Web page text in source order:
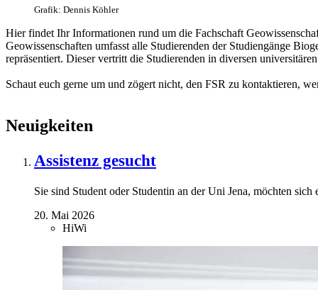
Grafik: Dennis Köhler
Hier findet Ihr Informationen rund um die Fachschaft
Geowissenschaften umfasst alle Studierenden der Studiengänge
repräsentiert. Dieser vertritt die Studierenden in diversen
Schaut euch gerne um und zögert nicht, den FSR zu kontaktieren,
Neuigkeiten
Assistenz gesucht
Sie sind Student oder Studentin an der Uni Jena, möchten
20. Mai 2026
HiWi